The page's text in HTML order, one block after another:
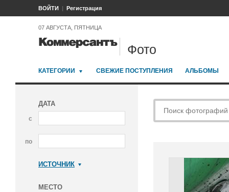
ВОЙТИ Регистрация
07 АВГУСТА, ПЯТНИЦА
Фото
КАТЕГОРИИ СВЕЖИЕ ПОСТУПЛЕНИЯ АЛЬБОМЫ
ДАТА
с
по
ИСТОЧНИК
МЕСТО